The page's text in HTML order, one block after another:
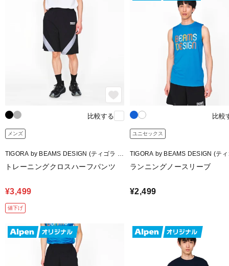
比較する
メンズ
TIGORA by BEAMS DESIGN (ティゴラ バ
トレーニングクロスハーフパンツ
¥3,499
値下げ
比較
ユニセックス
TIGORA by BEAMS DESIGN (テ
ランニングノースリーブ
¥2,499